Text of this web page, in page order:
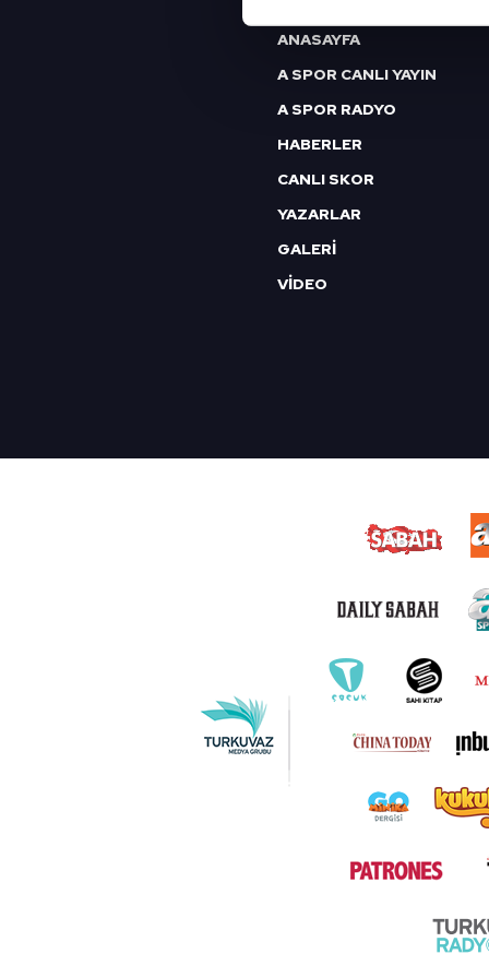
Sizlere daha iyi bir hizmet
çerezler vasıtasıyla çeşitli
amacıyla kullanılmaktadır.
Çerezlere ilişkin tercihlerinizi
butonuna tıklayabilir,
Çerez
6698 sayılı Kişisel Verilerin
mevzuata uygun olarak
ANASAYFA
A SPOR CANLI YAYIN
A SPOR RADYO
HABERLER
CANLI SKOR
YAZARLAR
GALERİ
VİDEO